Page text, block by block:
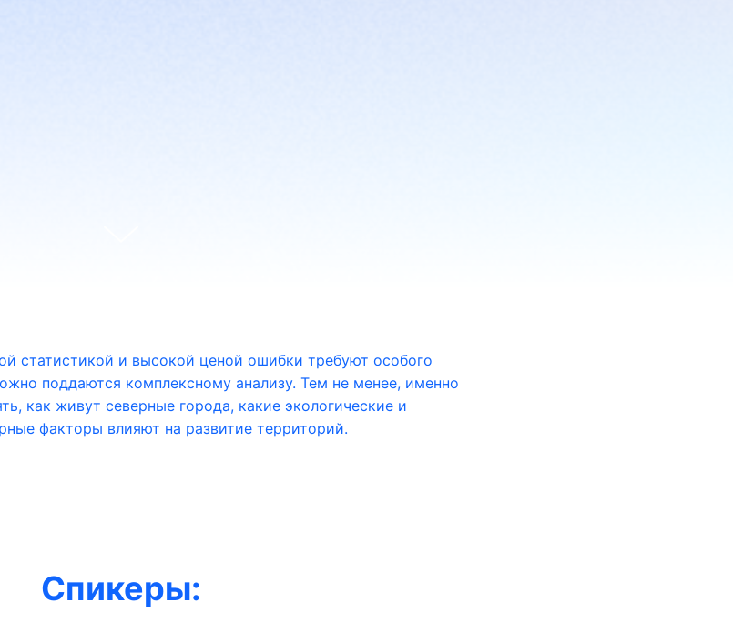
статистикой и высокой ценой ошибки требуют особого
поддаются комплексному анализу. Тем не менее, именно
как живут северные города, какие экологические и
факторы влияют на развитие территорий.
Спикеры: